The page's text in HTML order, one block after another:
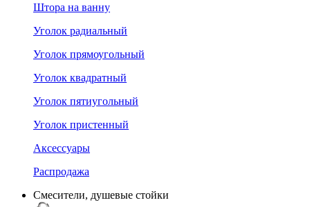
Штора на ванну
Уголок радиальный
Уголок прямоугольный
Уголок квадратный
Уголок пятиугольный
Уголок пристенный
Аксессуары
Распродажа
Смесители, душевые стойки